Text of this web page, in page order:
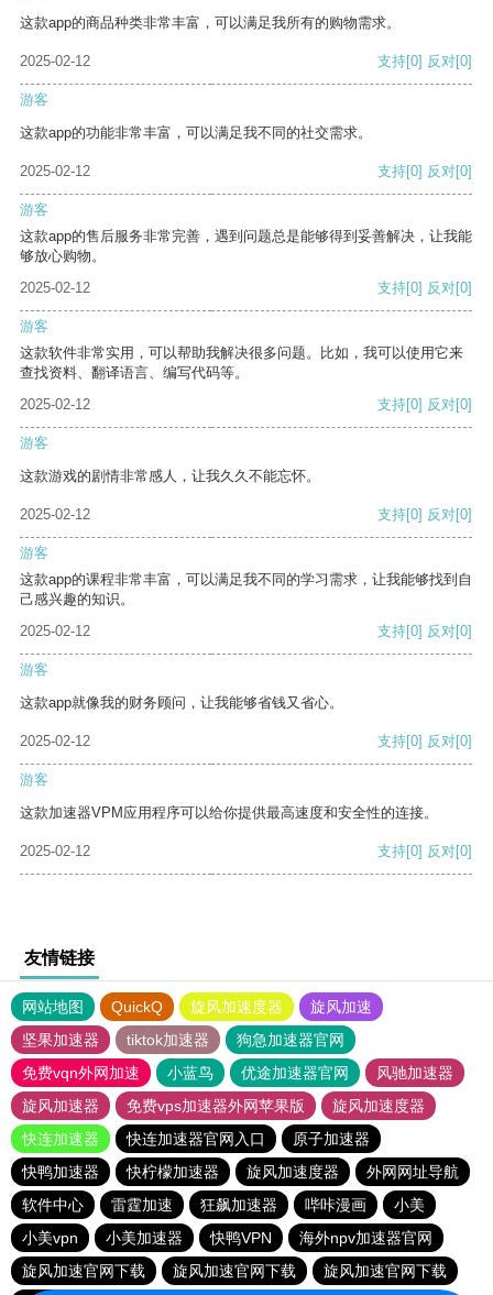
这款app的商品种类非常丰富，可以满足我所有的购物需求。
2025-02-12 支持[0] 反对[0]
游客
这款app的功能非常丰富，可以满足我不同的社交需求。
2025-02-12 支持[0] 反对[0]
游客
这款app的售后服务非常完善，遇到问题总是能够得到妥善解决，让我能
够放心购物。
2025-02-12
支持[0] 反对[0]
游客
这款软件非常实用，可以帮助我解决很多问题。比如，我可以使用它来
查找资料、翻译语言、编写代码等。
2025-02-12
支持[0] 反对[0]
游客
这款游戏的剧情非常感人，让我久久不能忘怀。
2025-02-12 支持[0] 反对[0]
游客
这款app的课程非常丰富，可以满足我不同的学习需求，让我能够找到自
己感兴趣的知识。
2025-02-12
支持[0] 反对[0]
游客
这款app就像我的财务顾问，让我能够省钱又省心。
2025-02-12 支持[0] 反对[0]
游客
这款加速器VPM应用程序可以给你提供最高速度和安全性的连接。
2025-02-12 支持[0] 反对[0]
友情链接
网站地图 QuickQ 旋风加速度器
旋风加速
坚果加速器
tiktok加速器
狗急加速器官网
免费vqn外网加速
小蓝鸟 优途加速器官网
风驰加速器
旋风加速器
免费vps加速器外网苹果版
旋风加速度器
快连加速器
快连加速器官网入口
原子加速器
快鸭加速器
快柠檬加速器 旋风加速度器
外网网址导航
软件中心
雷霆加速 狂飙加速器 哔咔漫画
小美
小美vpn
小美加速器 快鸭VPN
海外npv加速器官网
旋风加速官网下载
旋风加速官网下载 旋风加速官网下载